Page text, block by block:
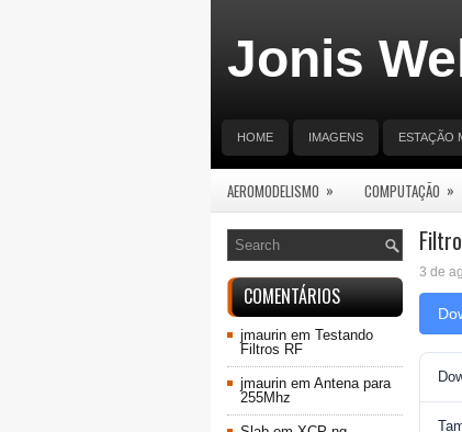
Jonis
HOME IMAGENS ESTAÇÃO
AEROMODELISMO » COMPUTAÇÃO »
3 de
COMENTÁRIOS
jmaurin em Testando
Filtros RF
jmaurin em Antena para
255Mhz